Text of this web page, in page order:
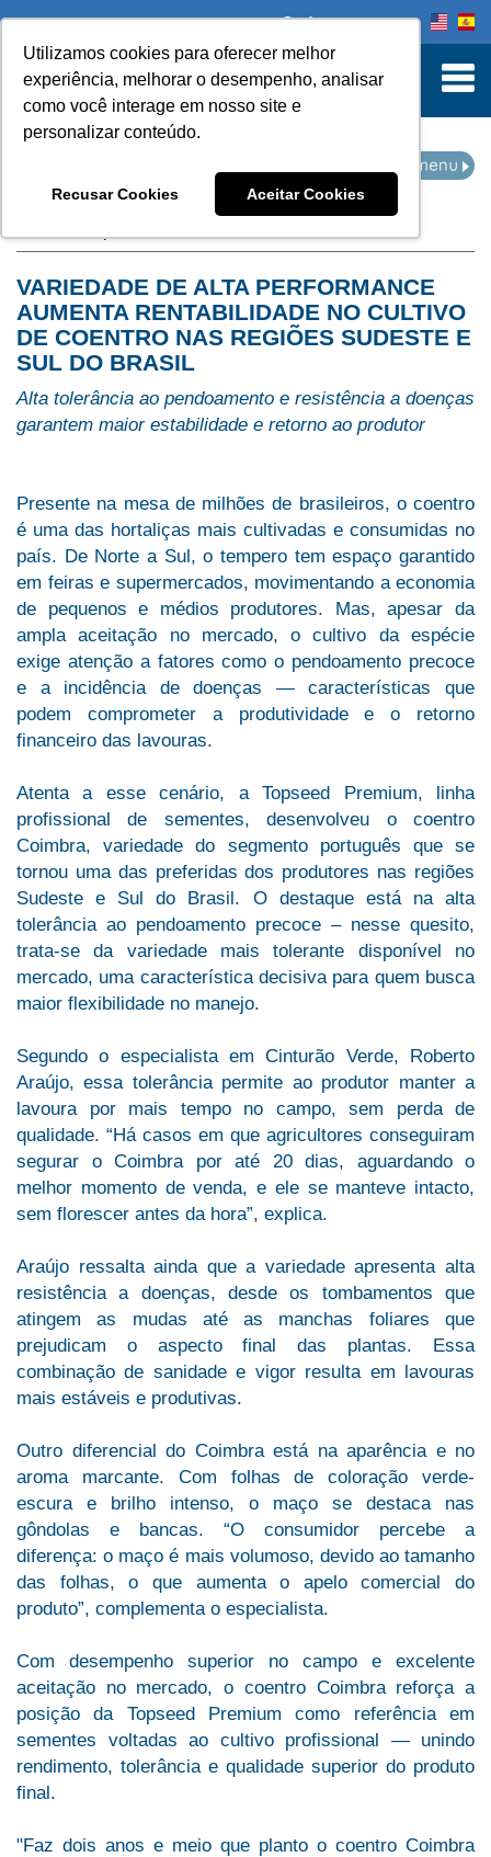
Utilizamos cookies para oferecer melhor
experiência, melhorar o desempenho, analisar
como você interage em nosso site e
personalizar conteúdo.
Recusar Cookies Aceitar Cookies
to Content
Onde comprar
VARIEDADE DE ALTA PERFORMANCE
AUMENTA RENTABILIDADE NO CULTIVO
DE COENTRO NAS REGIÕES SUDESTE E
SUL DO BRASIL
Alta tolerância ao pendoamento e resistência a doenças
garantem maior estabilidade e retorno ao produtor
Presente na mesa de milhões de brasileiros, o coentro
é uma das hortaliças mais cultivadas e consumidas no
país. De Norte a Sul, o tempero tem espaço garantido
em feiras e supermercados, movimentando a economia
de pequenos e médios produtores. Mas, apesar da
ampla aceitação no mercado, o cultivo da espécie
exige atenção a fatores como o pendoamento precoce
e a incidência de doenças — características que
podem comprometer a produtividade e o retorno
financeiro das lavouras.
Atenta a esse cenário, a Topseed Premium, linha
profissional de sementes, desenvolveu o coentro
Coimbra, variedade do segmento português que se
tornou uma das preferidas dos produtores nas regiões
Sudeste e Sul do Brasil. O destaque está na alta
tolerância ao pendoamento precoce – nesse quesito,
trata-se da variedade mais tolerante disponível no
mercado, uma característica decisiva para quem busca
maior flexibilidade no manejo.
Segundo o especialista em Cinturão Verde, Roberto
Araújo, essa tolerância permite ao produtor manter a
lavoura por mais tempo no campo, sem perda de
qualidade. “Há casos em que agricultores conseguiram
segurar o Coimbra por até 20 dias, aguardando o
melhor momento de venda, e ele se manteve intacto,
sem florescer antes da hora”, explica.
Araújo ressalta ainda que a variedade apresenta alta
resistência a doenças, desde os tombamentos que
atingem as mudas até as manchas foliares que
prejudicam o aspecto final das plantas. Essa
combinação de sanidade e vigor resulta em lavouras
mais estáveis e produtivas.
Outro diferencial do Coimbra está na aparência e no
aroma marcante. Com folhas de coloração verde-
escura e brilho intenso, o maço se destaca nas
gôndolas e bancas. “O consumidor percebe a
diferença: o maço é mais volumoso, devido ao tamanho
das folhas, o que aumenta o apelo comercial do
produto”, complementa o especialista.
Com desempenho superior no campo e excelente
aceitação no mercado, o coentro Coimbra reforça a
posição da Topseed Premium como referência em
sementes voltadas ao cultivo profissional — unindo
rendimento, tolerância e qualidade superior do produto
final.
"Faz dois anos e meio que planto o coentro Coimbra